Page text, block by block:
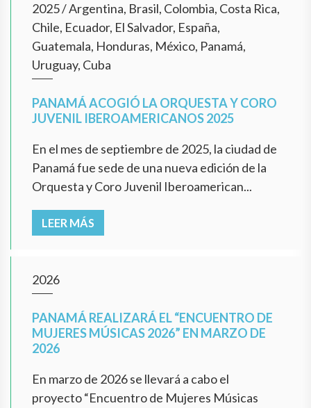
2025/Argentina, Brasil, Colombia, Costa Rica,
Chile, Ecuador, El Salvador, España,
Guatemala, Honduras, México, Panamá,
Uruguay, Cuba
PANAMÁ ACOGIÓ LA ORQUESTA Y CORO
JUVENIL IBEROAMERICANOS 2025
En el mes de septiembre de 2025, la ciudad de
Panamá fue sede de una nueva edición de la
Orquesta y Coro Juvenil Iberoamerican...
LEER MÁS
2026
PANAMÁ REALIZARÁ EL “ENCUENTRO DE
MUJERES MÚSICAS 2026” EN MARZO DE
2026
En marzo de 2026 se llevará a cabo el
proyecto “Encuentro de Mujeres Músicas